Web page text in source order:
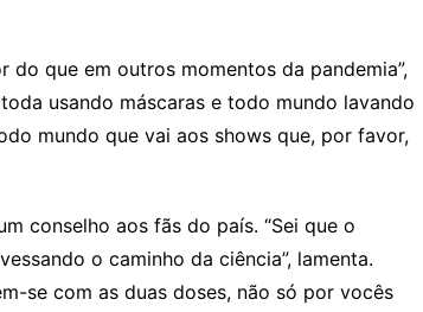
do que em outros momentos da pandemia”,
usando máscaras e todo mundo lavando
mundo que vai aos shows que, por favor,
conselho aos fãs do país. “Sei que o
o caminho da ciência”, lamenta.
se com as duas doses, não só por vocês